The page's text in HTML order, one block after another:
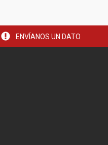
ENVÍANOS UN DATO